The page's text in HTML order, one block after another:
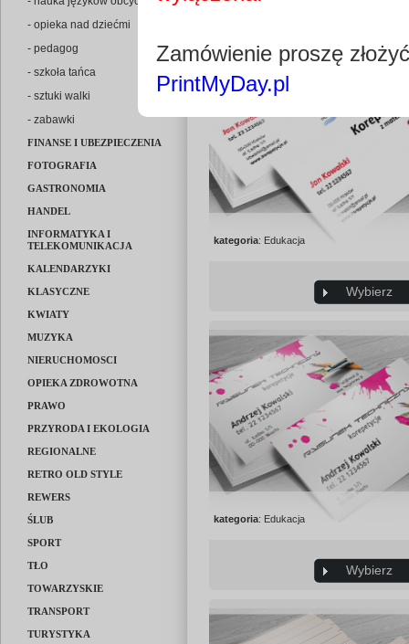
- opieka nad dziećmi
- pedagog
- szkoła tańca
- sztuki walki
- zabawki
FINANSE I UBEZPIECZENIA
FOTOGRAFIA
GASTRONOMIA
HANDEL
INFORMATYKA I
TELEKOMUNIKACJA
KALENDARZYKI
KLASYCZNE
KWIATY
MUZYKA
NIERUCHOMOSCI
OPIEKA ZDROWOTNA
PRAWO
PRZYRODA I EKOLOGIA
REGIONALNE
RETRO OLD STYLE
REWERS
ŚLUB
SPORT
TŁO
TOWARZYSKIE
TRANSPORT
TURYSTYKA
kategoria: Edukacja
Wybierz
kategoria: Edukacja
Wybierz
Zamówienie proszę
PrintMyDay.pl